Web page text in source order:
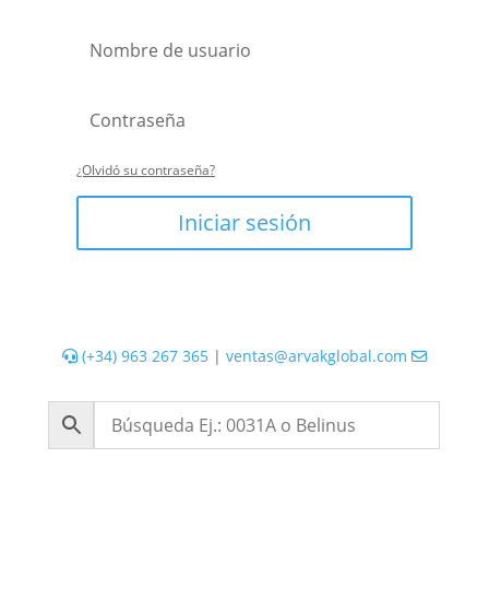
¿Olvidó su contraseña?
Iniciar sesión
(+34) 963 267 365| ventas@arvakglobal.com